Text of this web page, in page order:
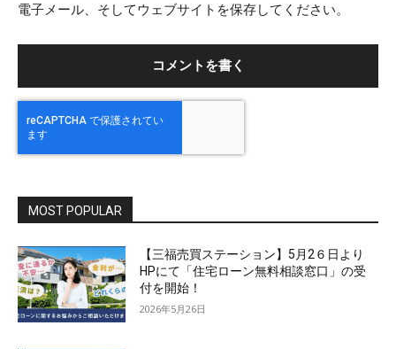
電子メール、そしてウェブサイトを保存してください。
MOST POPULAR
【三福売買ステーション】5月2６日より
HPにて「住宅ローン無料相談窓口」の受
付を開始！
2026年5月26日